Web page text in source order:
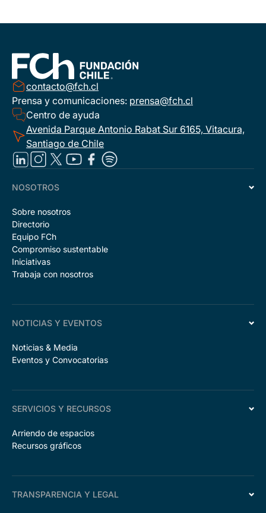
contacto@fch.cl
Prensa y comunicaciones: prensa@fch.cl
Centro de ayuda
Avenida Parque Antonio Rabat Sur 6165, Vitacura,
Santiago de Chile
NOSOTROS
Sobre nosotros
Directorio
Equipo FCh
Compromiso sustentable
Iniciativas
Trabaja con nosotros
NOTICIAS Y EVENTOS
Noticias & Media
Eventos y Convocatorias
SERVICIOS Y RECURSOS
Arriendo de espacios
Recursos gráficos
TRANSPARENCIA Y LEGAL